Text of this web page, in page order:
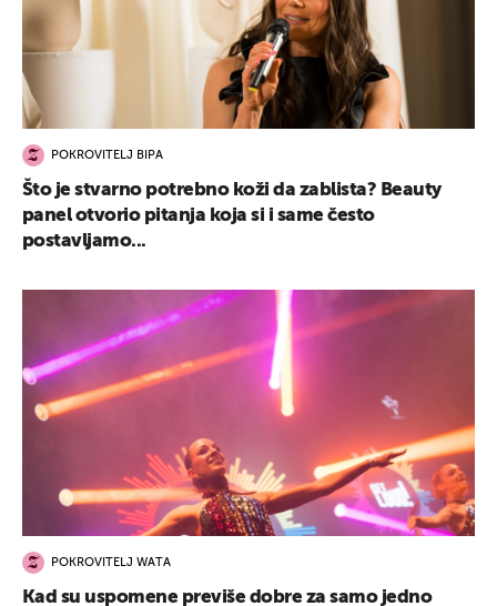
POKROVITELJ BIPA
Što je stvarno potrebno koži da zablista? Beauty
panel otvorio pitanja koja si i same često
postavljamo...
POKROVITELJ WATA
Kad su uspomene previše dobre za samo jedno